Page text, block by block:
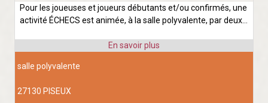
Pour les joueuses et joueurs débutants et/ou confirmés, une
activité ÉCHECS est animée, à la salle polyvalente, par deux...
salle polyvalente
27130 PISEUX